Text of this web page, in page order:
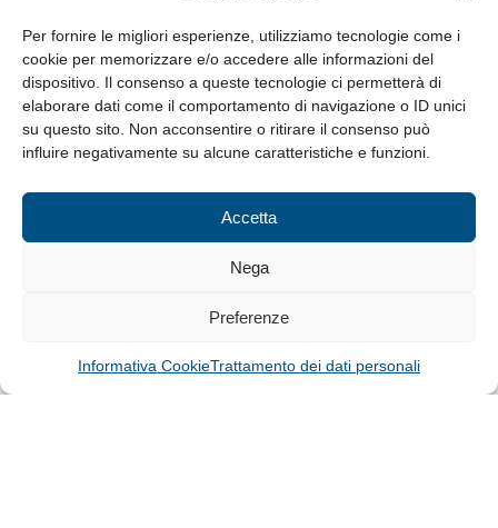
Per fornire le migliori esperienze, utilizziamo tecnologie come i
cookie per memorizzare e/o accedere alle informazioni del
dispositivo. Il consenso a queste tecnologie ci permetterà di
elaborare dati come il comportamento di navigazione o ID unici
su questo sito. Non acconsentire o ritirare il consenso può
influire negativamente su alcune caratteristiche e funzioni.
Accetta
Nega
Preferenze
Informativa CookieTrattamento dei dati personali
8.30-13.00 / 14.00-17.30
Whistleblowing
© Tutti i diritti riservati
Privacy Policy e Cookie|Informativa Cookie